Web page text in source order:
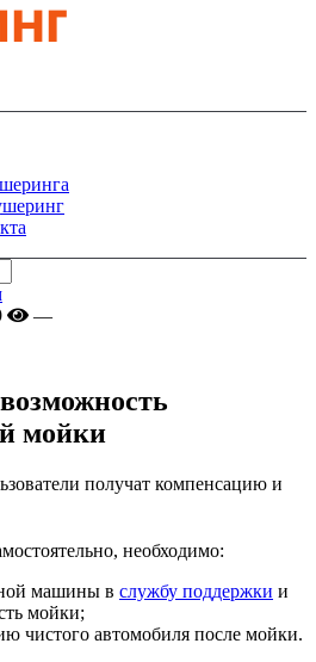
—
мойки
получат компенсацию и
необходимо:
машины в службу поддержки и
мойки;
чистого автомобиля после мойки.